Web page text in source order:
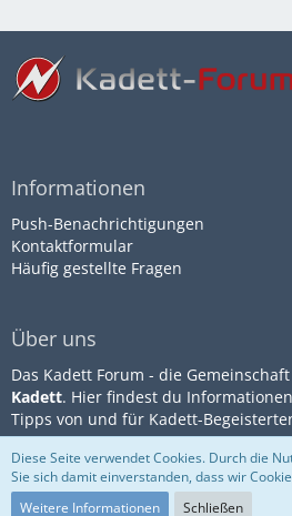
Informationen
Push-Benachrichtigungen
Kontaktformular
Häufig gestellte Fragen
Über uns
Das Kadett Forum - die
Kadett. Hier findest du
Tipps von und für Kadett-
Community-Software:WoltLab
Suite™
Diese Seite verwendet Cookies. Durch die
Sie sich damit einverstanden, dass wir
Weitere Informationen
Schließen